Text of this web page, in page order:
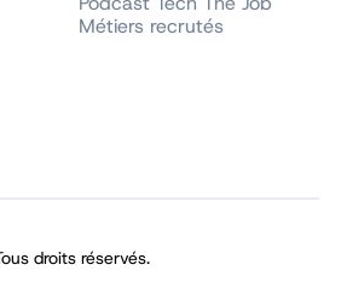
Métiers recrutés
droits réservés.